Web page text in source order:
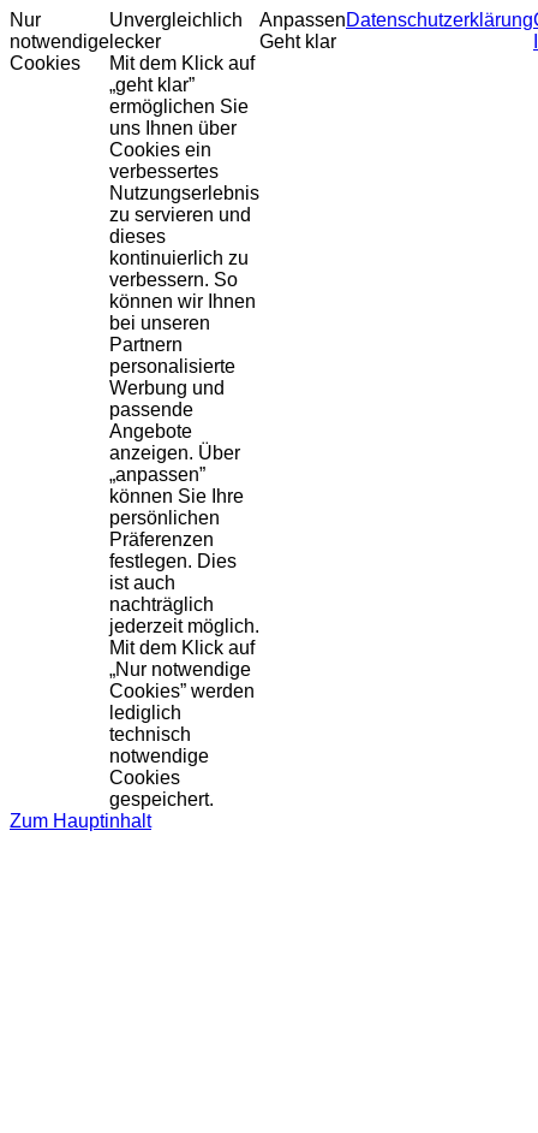
Nur
notwendige
Cookies
Unvergleichlich
lecker
Mit dem Klick auf
„geht klar”
ermöglichen Sie
uns Ihnen über
Cookies ein
verbessertes
Nutzungserlebnis
zu servieren und
dieses
kontinuierlich zu
verbessern. So
können wir Ihnen
bei unseren
Partnern
personalisierte
Werbung und
passende
Angebote
anzeigen. Über
„anpassen”
können Sie Ihre
persönlichen
Präferenzen
festlegen. Dies
ist auch
nachträglich
jederzeit möglich.
Mit dem Klick auf
„Nur notwendige
Cookies” werden
lediglich
technisch
notwendige
Cookies
gespeichert.
Anpassen
Geht klar
Datenschutzerklärung
Zum Hauptinhalt